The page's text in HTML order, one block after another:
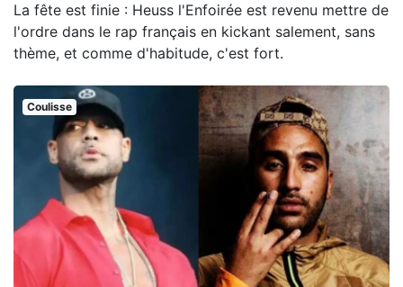
La fête est finie : Heuss l'Enfoirée est revenu mettre de
l'ordre dans le rap français en kickant salement, sans
thème, et comme d'habitude, c'est fort.
Coulisse